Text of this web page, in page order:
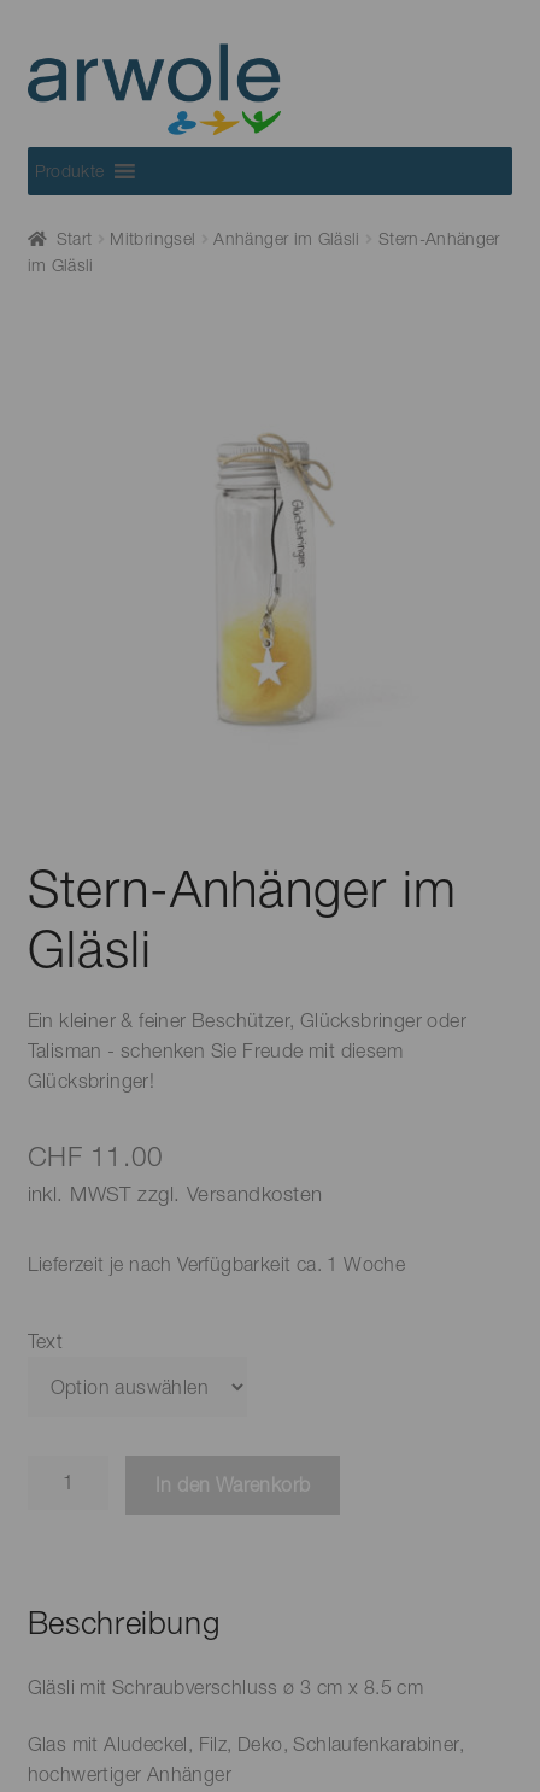
to
navigation
to
content
Produkte
Start Mitbringsel Anhänger im Gläsli
Stern-Anhänger
im Gläsli
Stern-Anhänger im
Gläsli
Ein kleiner & feiner Beschützer, Glücksbringer oder
Talisman - schenken Sie Freude mit diesem
Glücksbringer!
CHF 11.00
inkl. MWST zzgl. Versandkosten
Lieferzeit je nach Verfügbarkeit ca. 1 Woche
Text
In den Warenkorb
Beschreibung
Gläsli mit Schraubverschluss ø 3 cm x 8.5 cm
Glas mit Aludeckel, Filz, Deko, Schlaufenkarabiner,
hochwertiger Anhänger